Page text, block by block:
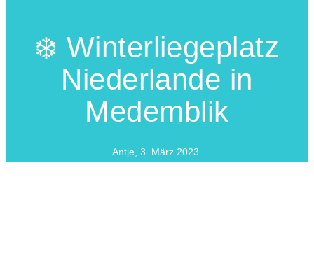
❄️ Winterliegeplatz
Niederlande in
Medemblik
Antje 3. März 2023